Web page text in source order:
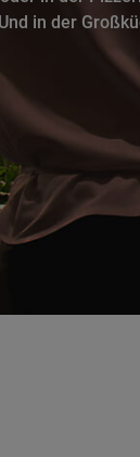
in der